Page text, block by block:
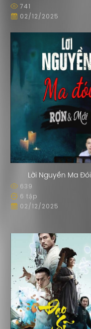
741
02/12/2025
Lời Nguyền Ma Đói
639
6 tập
02/12/2025